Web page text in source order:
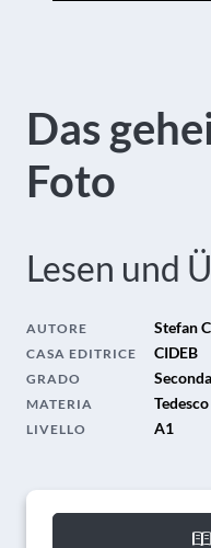
Das
Foto
Lesen und
AUTORE Stefan
CASA EDITRICE CIDEB
GRADO
MATERIA
LIVELLO A1